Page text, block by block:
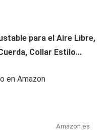
para el Aire Libre,
Collar Estilo...
en Amazon
Amazon.es